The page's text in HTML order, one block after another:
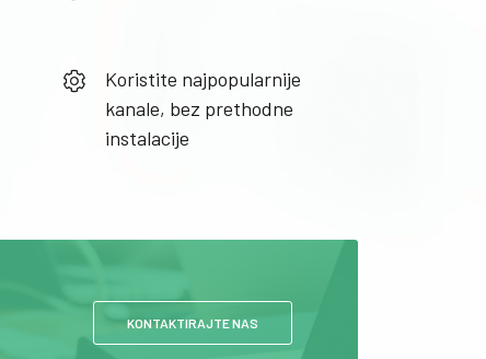
Koristite najpopularnije
kanale, bez prethodne
instalacije
KONTAKTIRAJTE NAS